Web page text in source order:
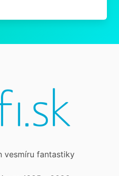
vesmíru fantastiky